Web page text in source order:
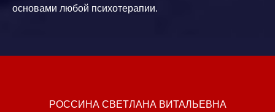
основами любой психотерапии.
РОССИНА СВЕТЛАНА ВИТАЛЬЕВНА